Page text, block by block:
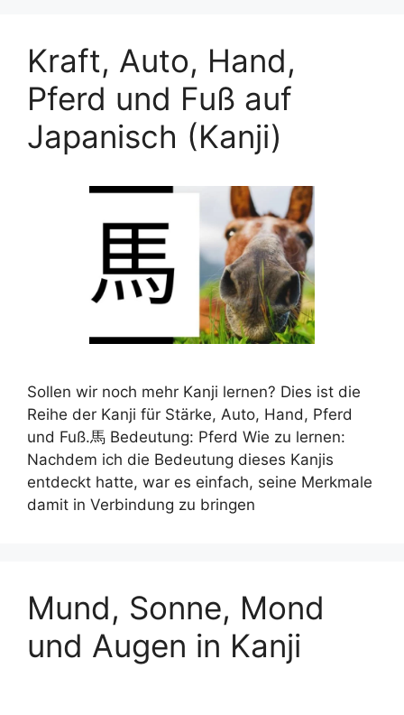
Kraft, Auto, Hand,
Pferd und Fuß auf
Japanisch (Kanji)
Sollen wir noch mehr Kanji lernen? Dies ist die
Reihe der Kanji für Stärke, Auto, Hand, Pferd
und Fuß.馬 Bedeutung: Pferd Wie zu lernen:
Nachdem ich die Bedeutung dieses Kanjis
entdeckt hatte, war es einfach, seine Merkmale
damit in Verbindung zu bringen
Mund, Sonne, Mond
und Augen in Kanji